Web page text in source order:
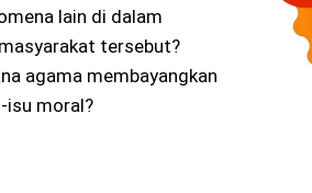
lain di dalam
tersebut?
agama membayangkan
isu moral?